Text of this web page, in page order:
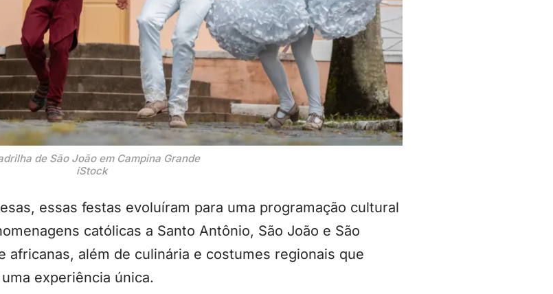
de São João em Campina Grande
iStock
essas festas evoluíram para uma programação cultural
católicas a Santo Antônio, São João e São
africanas, além de culinária e costumes regionais que
experiência única.